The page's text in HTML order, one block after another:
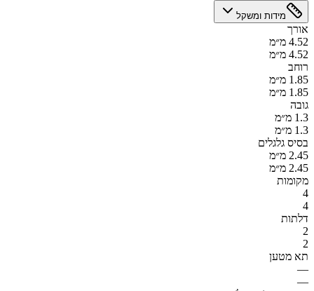
מידות ומשקל
אורך
4.52 מ״מ
4.52 מ״מ
רוחב
1.85 מ״מ
1.85 מ״מ
גובה
1.3 מ״מ
1.3 מ״מ
בסיס גלגלים
2.45 מ״מ
2.45 מ״מ
מקומות
4
4
דלתות
2
2
תא מטען
—
—